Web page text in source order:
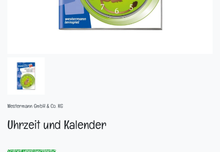
Westermann GmbH & Co. KG
Uhrzeit und Kalender